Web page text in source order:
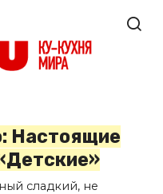
Настоящие
сладкий, не